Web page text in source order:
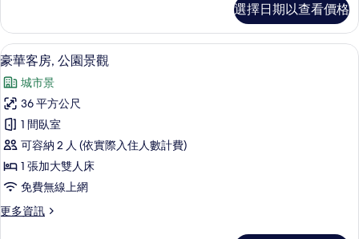
所
有
相
片
雙
床
房
詳
情
選擇日期以查看價格
顯
示
豪
華
客
房,
公
園
景
豪華客房, 公園景觀 | 迷你吧、客房內
11
豪華客房, 公園景觀
城市景
36 平方公尺
1 間臥室
可容納 2 人 (依實際入住人數計費)
1 張加大雙人床
免費無線上網
更多資訊
更